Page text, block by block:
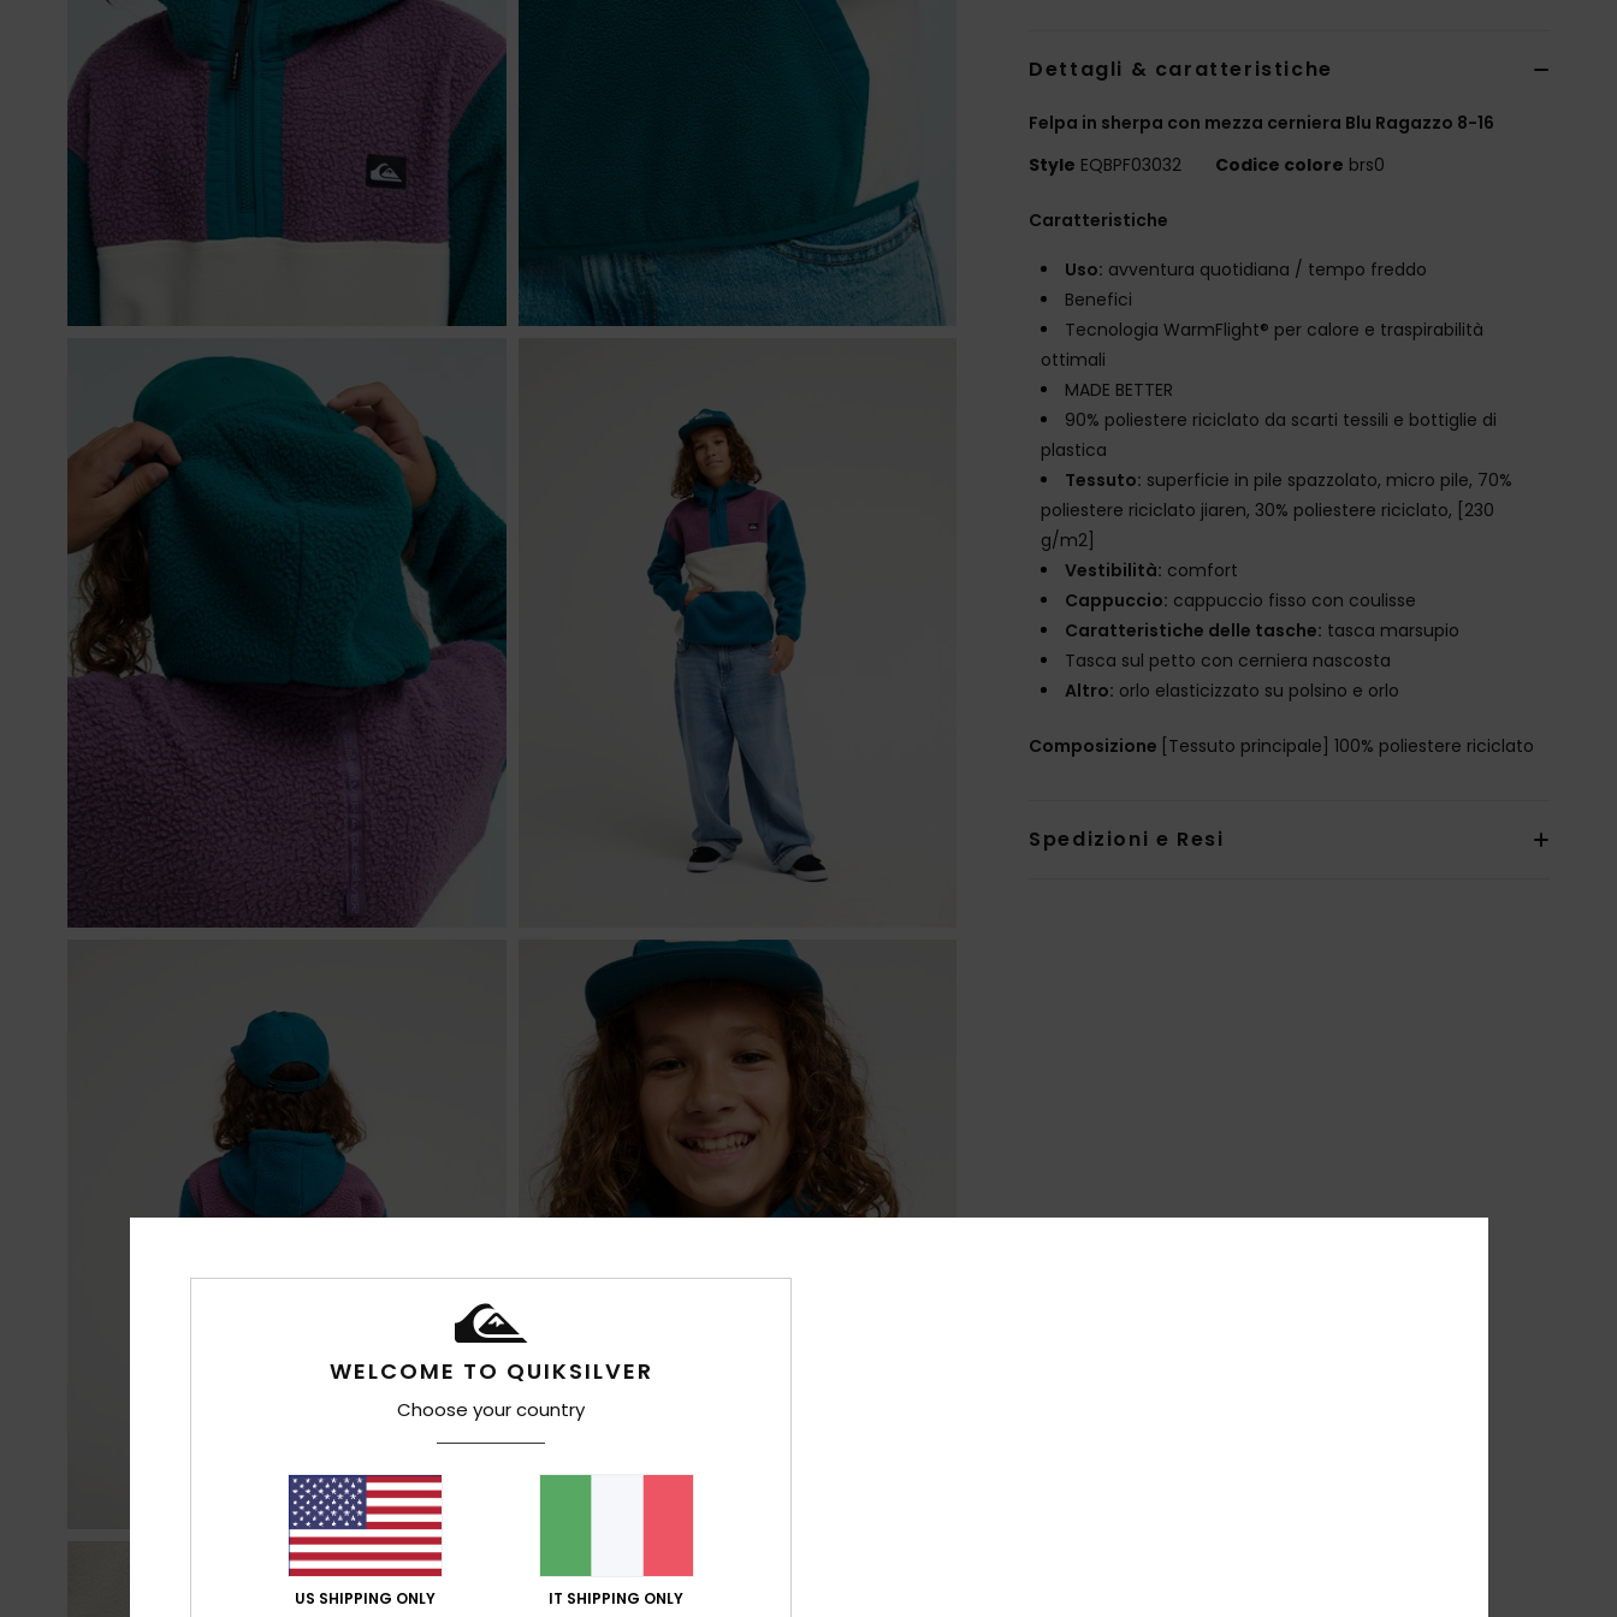
Dettagli & caratteristiche
Felpa in sherpa con mezza cerniera Blu Ragazzo 8-16
Style EQBPF03032 Codice colore brs0
Caratteristiche
Uso: avventura quotidiana / tempo freddo
Benefici
Tecnologia WarmFlight® per calore e traspirabilità
ottimali
MADE BETTER
90% poliestere riciclato da scarti tessili e bottiglie di
plastica
Tessuto: superficie in pile spazzolato, micro pile, 70%
poliestere riciclato jiaren, 30% poliestere riciclato, [230
g/m2]
Vestibilità: comfort
Cappuccio: cappuccio fisso con coulisse
Caratteristiche delle tasche: tasca marsupio
Tasca sul petto con cerniera nascosta
Altro: orlo elasticizzato su polsino e orlo
Composizione [Tessuto principale] 100% poliestere riciclato
Spedizioni e Resi
WELCOME TO QUIKSILVER
Choose your country
US SHIPPING ONLY IT SHIPPING ONLY